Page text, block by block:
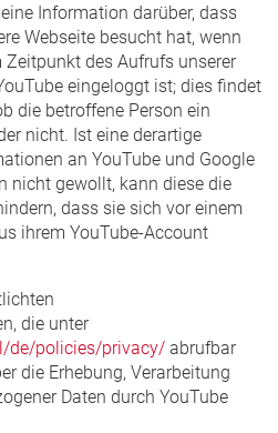
Information darüber, dass
Webseite besucht hat, wenn
des Aufrufs unserer
eingeloggt ist; dies findet
die betroffene Person ein
nicht. Ist eine derartige
an YouTube und Google
nicht gewollt, kann diese die
dass sie sich vor einem
ihrem YouTube-Account
die unter
de/policies/privacy/ abrufbar
die Erhebung, Verarbeitung
Daten durch YouTube